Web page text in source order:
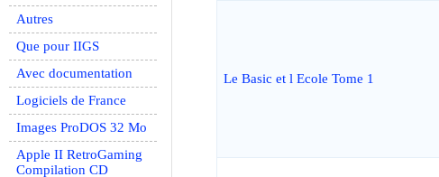
Autres
Que pour IIGS
Avec documentation
Logiciels de France
Images ProDOS 32 Mo
Apple II RetroGaming
Compilation CD
Le Basic et l Ecole Tome 1